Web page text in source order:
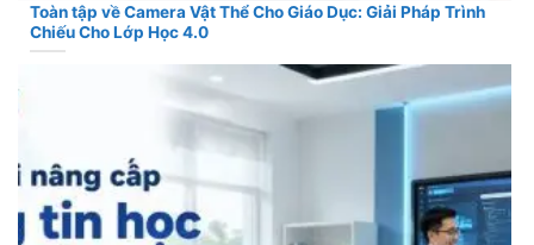
Toàn tập về Camera Vật Thể Cho Giáo Dục: Giải Pháp Trình
Chiếu Cho Lớp Học 4.0